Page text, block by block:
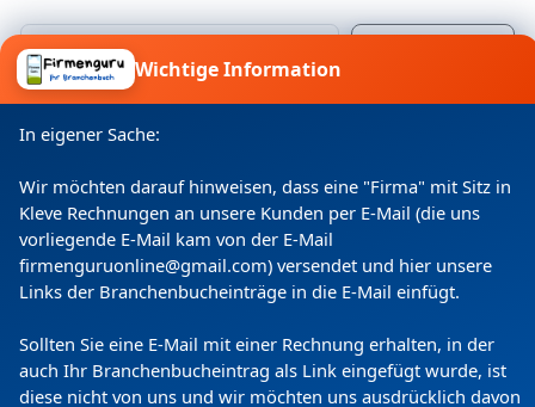
Ich willige ein, dass meine Angaben laut
werden.
Wichtige Information
In eigener Sache:
Wir möchten darauf hinweisen, dass eine "Firma" mit Sitz in
Kleve Rechnungen an unsere Kunden per E-Mail (die uns
vorliegende E-Mail kam von der E-Mail
firmenguruonline@gmail.com) versendet und hier unsere
Links der Branchenbucheinträge in die E-Mail einfügt.
Sollten Sie eine E-Mail mit einer Rechnung erhalten, in der
auch Ihr Branchenbucheintrag als Link eingefügt wurde, ist
diese nicht von uns und wir möchten uns ausdrücklich davon